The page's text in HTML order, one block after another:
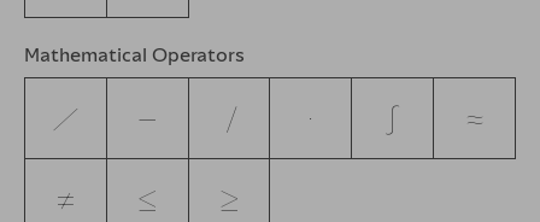
Mathematical Operators
∅ − ∕ ∙ ∫
≈
≠
≤ ≥